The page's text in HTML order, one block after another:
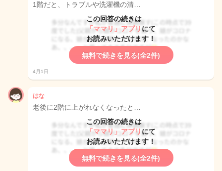
1階だと、トラブルや洗濯機の清…
この回答の続きは
「ママリ」アプリ にて
お読みいただけます！
無料で続きを見る(全2件)
4月1日
はな
老後に2階に上がれなくなったと…
この回答の続きは
「ママリ」アプリ にて
お読みいただけます！
無料で続きを見る(全2件)